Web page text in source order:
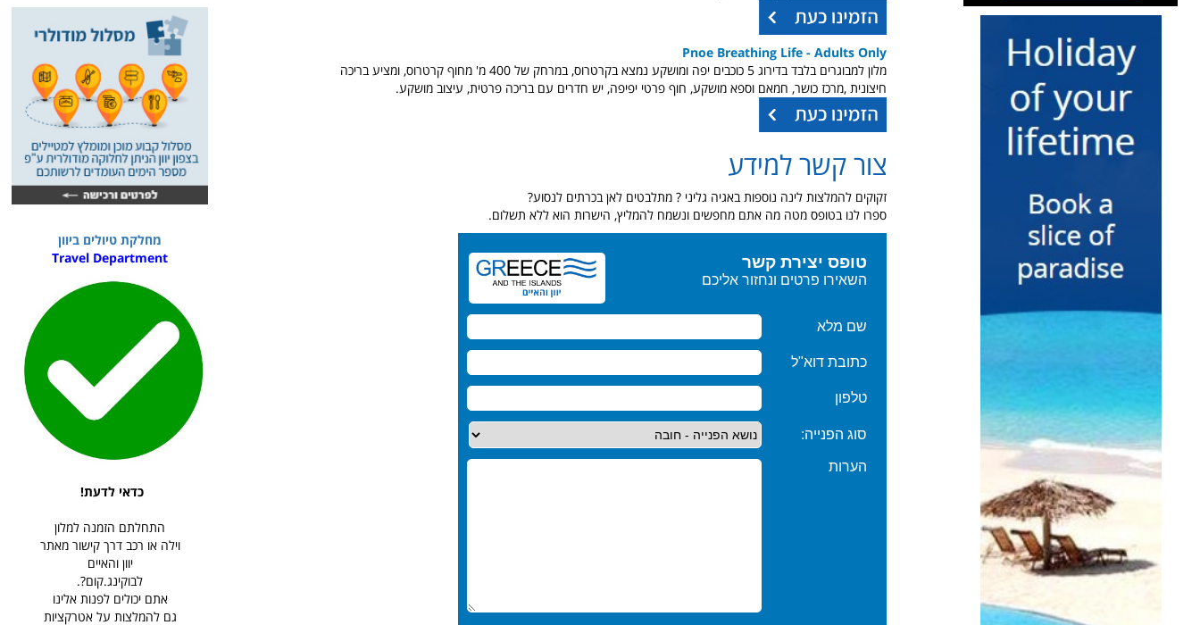
Pnoe Breathing Life - Adults Only
מלון למבוגרים בלבד בדירוג 5 כוכבים יפה ומושקע נמצא בקרטרוס, במרחק של 400 מ' מחוף קרטרוס, ומציע בריכה
חיצונית ,מרכז כושר, חמאם וספא מושקע, חוף פרטי יפיפה, יש חדרים עם בריכה פרטית, עיצוב מושקע.
צור קשר למידע
זקוקים להמלצות לינה נוספות באגיה גליני ? מתלבטים לאן בכרתים לנסוע?
ספרו לנו בטופס מטה מה אתם מחפשים ונשמח להמליץ, הישרות הוא ללא תשלום.
מחלקת טיולים ביוון
Travel Department
כדאי לדעת!
התחלתם הזמנה למלון
וילה או רכב דרך קישור מאתר
יוון והאיים
לבוקינג.קום?.
אתם יכולים לפנות אלינו
גם להמלצות על אטרקציות